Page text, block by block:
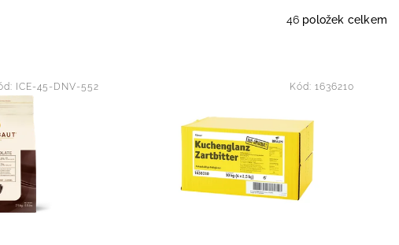
46 položek celkem
ICE-45-DNV-552 Kód: 1636210